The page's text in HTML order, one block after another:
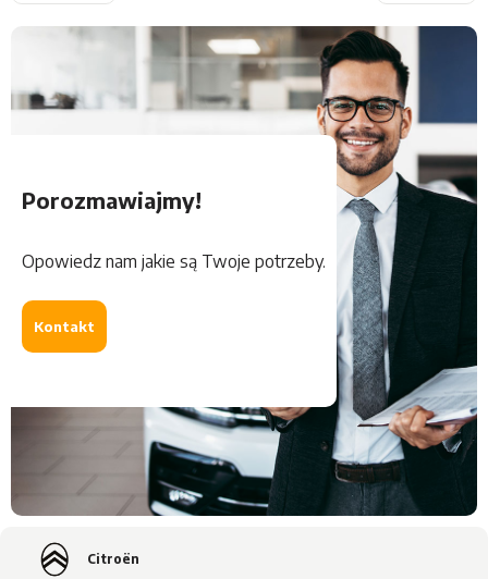
Porozmawiajmy!
Opowiedz nam jakie są Twoje potrzeby.
Kontakt
Citroën